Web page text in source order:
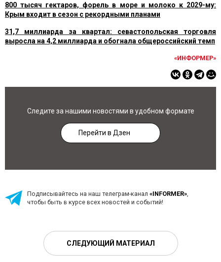
800 тысяч гектаров, форель в море и молоко к 2029-му:
Крым входит в сезон с рекордными планами
31,7 миллиарда за квартал: севастопольская торговля
выросла на 4,2 миллиарда и обогнала общероссийский темп
«ИНФОРМЕР»
Следите за нашими новостями в удобном формате
Перейти в Дзен
Подписывайтесь на наш телеграм-канал «INFORMER»
чтобы быть в курсе всех новостей и событий!
СЛЕДУЮЩИЙ МАТЕРИАЛ